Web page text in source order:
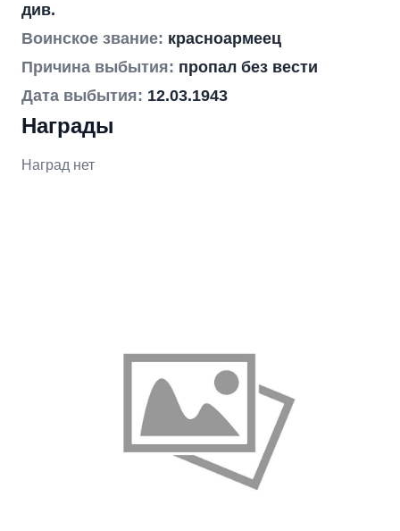
див.
Воинское звание: красноармеец
Причина выбытия: пропал без вести
Дата выбытия: 12.03.1943
Награды
Наград нет